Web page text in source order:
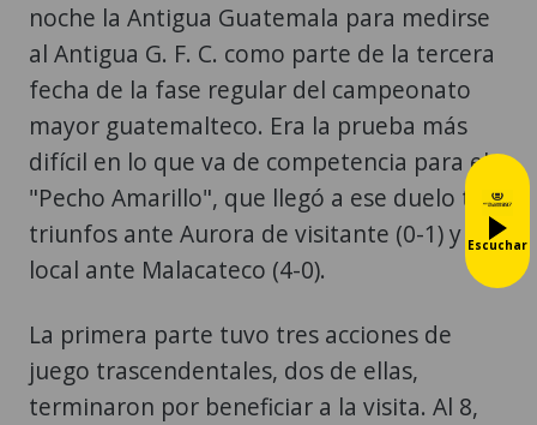
noche la Antigua Guatemala para medirse
al Antigua G. F. C. como parte de la tercera
fecha de la fase regular del campeonato
mayor guatemalteco. Era la prueba más
difícil en lo que va de competencia para el
"Pecho Amarillo", que llegó a ese duelo tras
triunfos ante Aurora de visitante (0-1) y de
local ante Malacateco (4-0).
La primera parte tuvo tres acciones de
juego trascendentales, dos de ellas,
terminaron por beneficiar a la visita. Al 8,
Escuchar